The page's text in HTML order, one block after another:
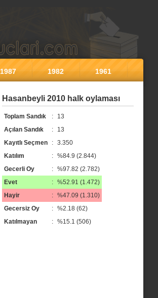
1987 1982 1961
Hasanbeyli 2010 halk oylaması
Toplam Sandık :
13
Açılan Sandık
:
13
Kayıtlı Seçmen
: 3.350
Katılım
: %84.9 (2.844)
Gecerli Oy
: %97.82 (2.782)
Evet
: %52.91 (1.472)
Hayir
: %47.09 (1.310)
Gecersiz Oy
: %2.18 (62)
Katılmayan
: %15.1 (506)